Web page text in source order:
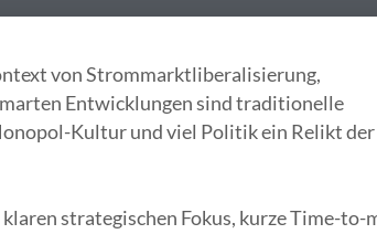
von Strommarktliberalisierung,
Entwicklungen sind traditionelle
Kultur und viel Politik ein Relikt der
strategischen Fokus, kurze Time-to-